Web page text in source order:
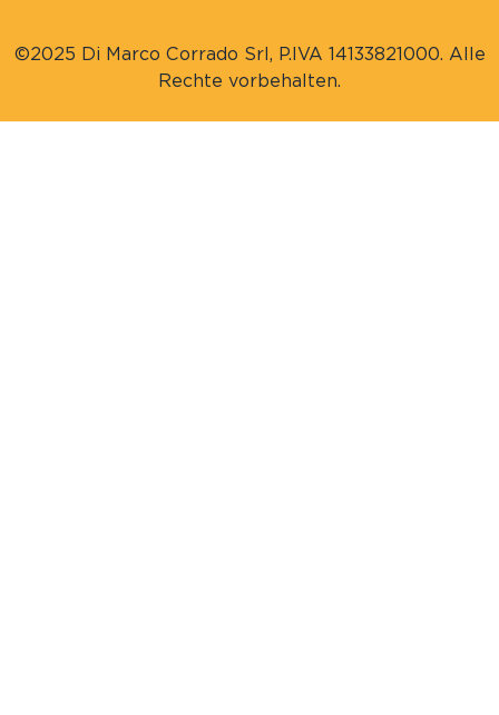
©2025 Di Marco Corrado Srl, P.IVA 14133821000. Alle
Rechte vorbehalten.